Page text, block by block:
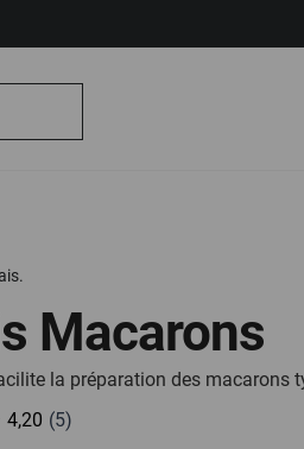
Macarons
la préparation des macarons